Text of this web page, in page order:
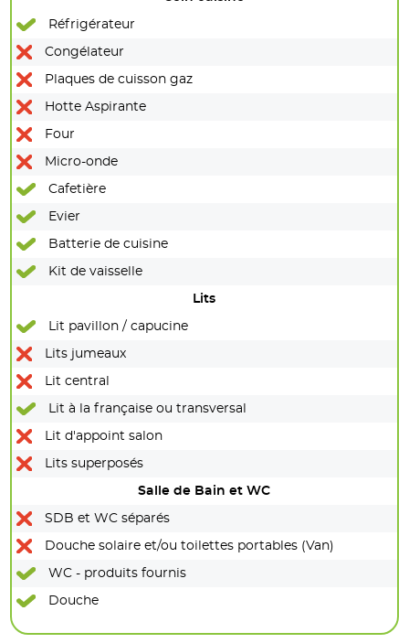
Réfrigérateur
Congélateur
Plaques de cuisson gaz
Hotte Aspirante
Four
Micro-onde
Cafetière
Evier
Batterie de cuisine
Kit de vaisselle
Lits
Lit pavillon / capucine
Lits jumeaux
Lit central
Lit à la française ou transversal
Lit d'appoint salon
Lits superposés
Salle de Bain et WC
SDB et WC séparés
Douche solaire et/ou toilettes portables (Van)
WC - produits fournis
Douche